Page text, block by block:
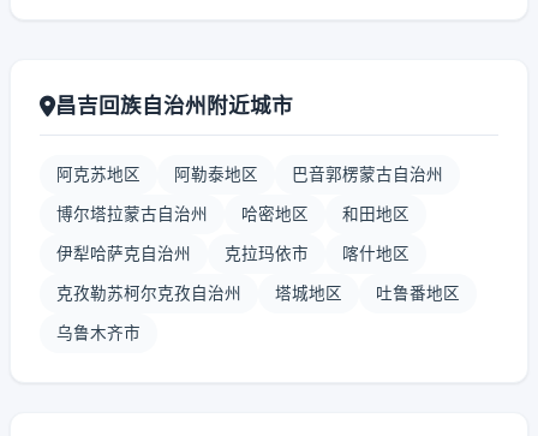
昌吉回族自治州附近城市
阿克苏地区 阿勒泰地区 巴音郭楞蒙古自治州
博尔塔拉蒙古自治州 哈密地区 和田地区
伊犁哈萨克自治州 克拉玛依市 喀什地区
克孜勒苏柯尔克孜自治州 塔城地区 吐鲁番地区
乌鲁木齐市